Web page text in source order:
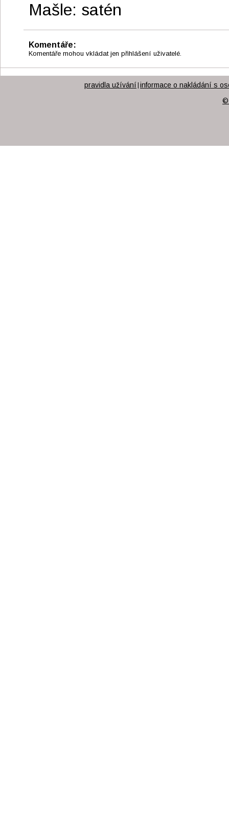
Mašle: satén
Komentáře:
Komentáře mohou vkládat jen přihlášení uživatelé.
pravidla užívání informace o nakládání s
©